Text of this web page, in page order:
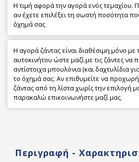
Η τιμή αφορά την αγορά ενός τεμαχίου.
αν έχετε επιλέξει τη σωστή ποσότητα
όχημά σας
Η αγορά ζάντας είναι διαθέσιμη μόνο με
αυτοκινήτου ώστε μαζί με τις ζάντες να
αντίστοιχα μπουλόνια (και δαχτυλίδια
το όχημά σας. Αν επιθυμείτε να
ζάντας από τη λίστα χωρίς την επιλογή
παρακαλώ επικοινωνήστε μαζί μας.
Περιγραφή -